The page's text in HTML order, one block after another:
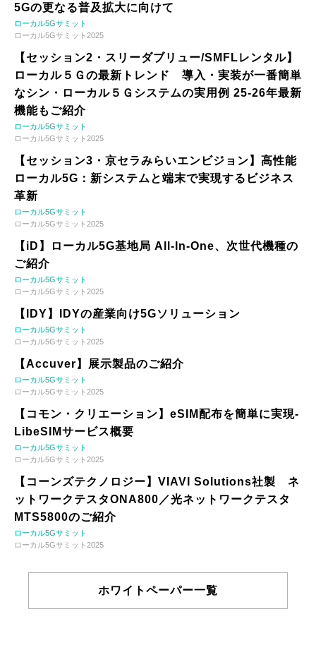
5Gの更なる普及拡大に向けて
ローカル5Gサミット
ローカル5Gサミット2025
【セッション2・スリーダブリュー/SMFLレンタル】
ローカル５Ｇの最新トレンド 導入・実装が一番簡単
なシン・ローカル５Ｇシステムの実用例 25-26年最新
機能もご紹介
ローカル5Gサミット
ローカル5Gサミット2025
【セッション3・京セラみらいエンビジョン】高性能
ローカル5G：新システムと端末で実現するビジネス
革新
ローカル5Gサミット
ローカル5Gサミット2025
【iD】ローカル5G基地局 All-In-One、次世代機種の
ご紹介
ローカル5Gサミット
ローカル5Gサミット2025
【IDY】IDYの産業向け5Gソリューション
ローカル5Gサミット
ローカル5Gサミット2025
【Accuver】展示製品のご紹介
ローカル5Gサミット
ローカル5Gサミット2025
【コモン・クリエーション】eSIM配布を簡単に実現-
LibeSIMサービス概要
ローカル5Gサミット
ローカル5Gサミット2025
【コーンズテクノロジー】VIAVI Solutions社製 ネ
ットワークテスタONA800／光ネットワークテスタ
MTS5800のご紹介
ローカル5Gサミット
ローカル5Gサミット2025
ホワイトペーパー一覧